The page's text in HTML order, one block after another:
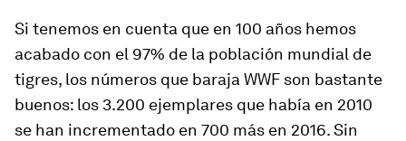
Si tenemos en cuenta que en 100 años hemos
acabado con el 97% de la población mundial de
tigres, los números que baraja WWF son bastante
buenos: los 3.200 ejemplares que había en 2010
se han incrementado en 700 más en 2016. Sin